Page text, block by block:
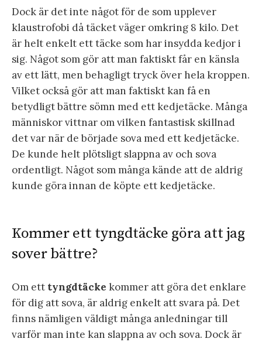
Dock är det inte något för de som upplever
klaustrofobi då täcket väger omkring 8 kilo. Det
är helt enkelt ett täcke som har insydda kedjor i
sig. Något som gör att man faktiskt får en känsla
av ett lätt, men behagligt tryck över hela kroppen.
Vilket också gör att man faktiskt kan få en
betydligt bättre sömn med ett kedjetäcke. Många
människor vittnar om vilken fantastisk skillnad
det var när de började sova med ett kedjetäcke.
De kunde helt plötsligt slappna av och sova
ordentligt. Något som många kände att de aldrig
kunde göra innan de köpte ett kedjetäcke.
Kommer ett tyngdtäcke göra att jag
sover bättre?
Om ett tyngdtäcke kommer att göra det enklare
för dig att sova, är aldrig enkelt att svara på. Det
finns nämligen väldigt många anledningar till
varför man inte kan slappna av och sova. Dock är